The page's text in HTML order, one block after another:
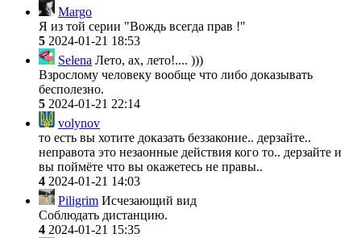
Margo
Я из той серии "Вождь всегда прав !"
5 2024-01-21 18:53
Selena Лето, ах, лето!.... )))
Взрослому человеку вообще что либо доказывать
бесполезно.
5 2024-01-21 22:14
volynov
то есть вы хотите доказать беззаконие.. дерзайте..
неправота это незаонные действия кого то.. дерзайте и
вы поймёте что вы окажетесь не правы..
4 2024-01-21 14:03
Piligrim Исчезающий вид
Соблюдать дистанцию.
4 2024-01-21 15:35